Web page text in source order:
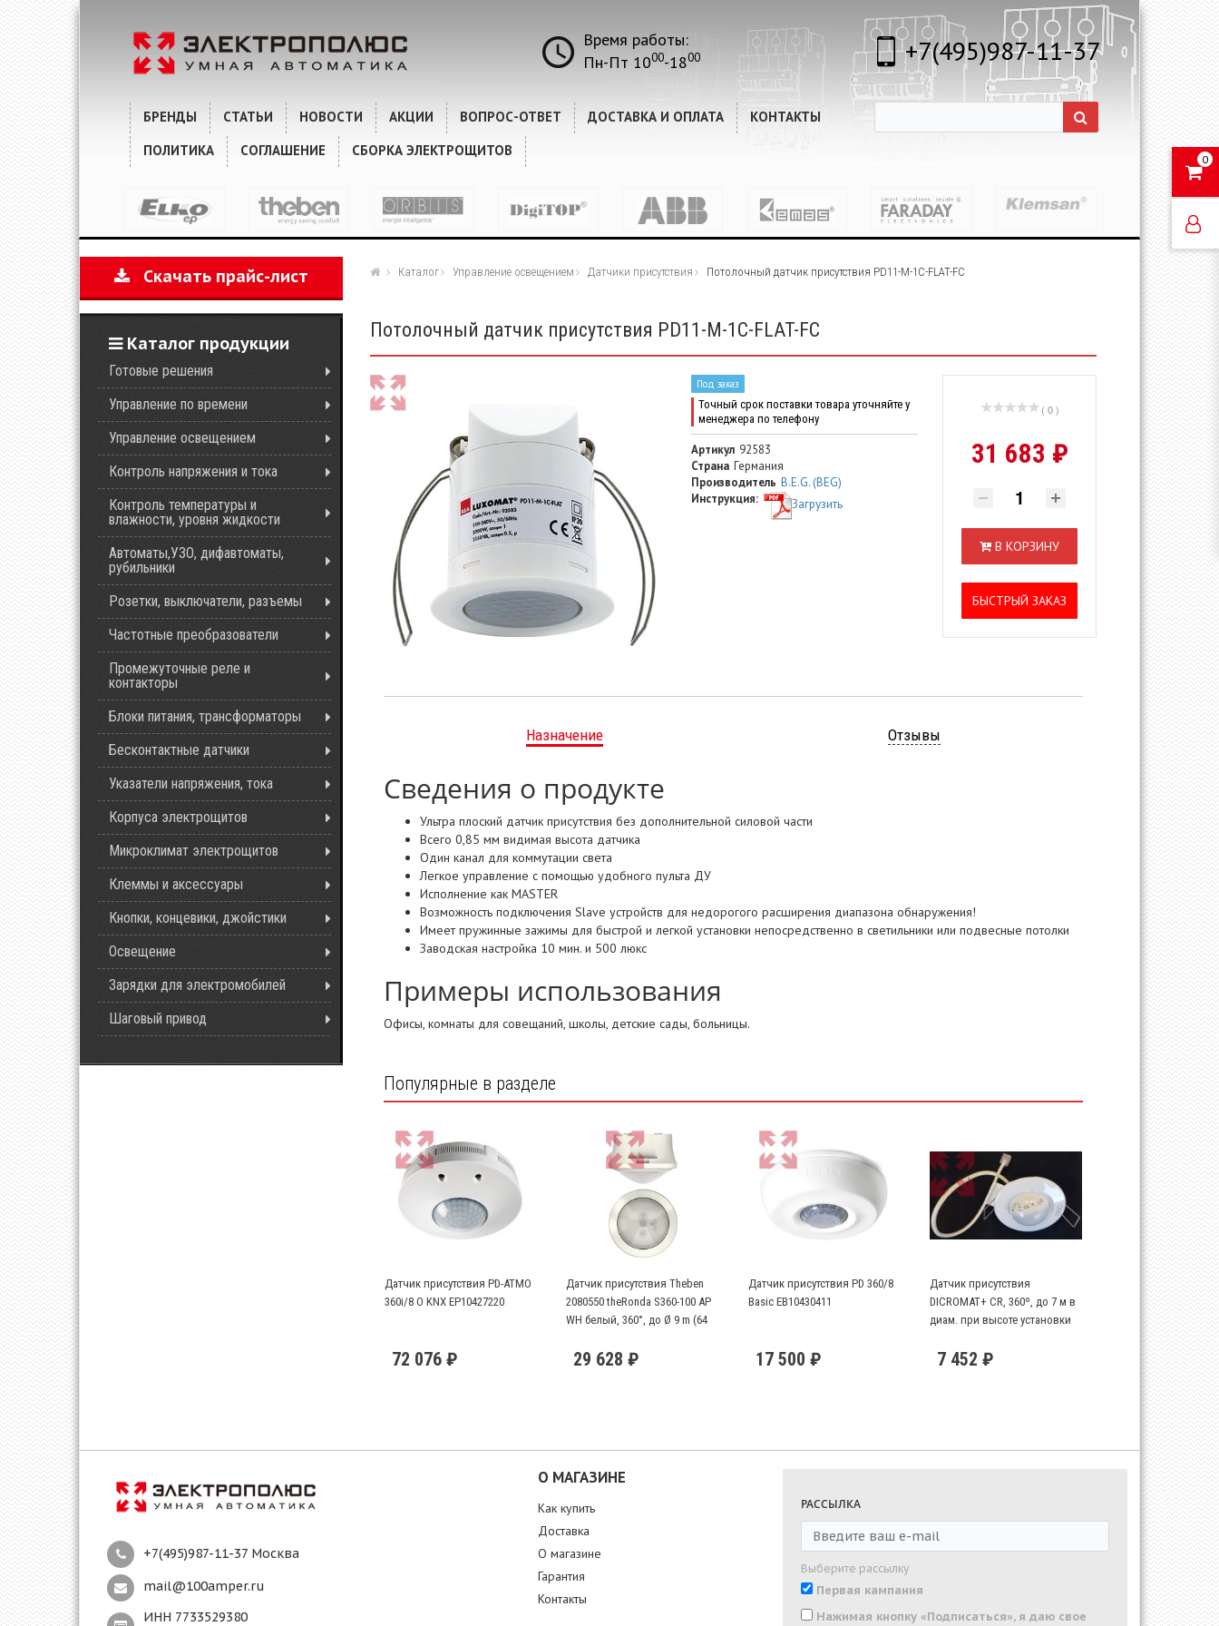
0
Время работы:
Пн-Пт 1000-1800 +7(495)987-11-37
БРЕНДЫ СТАТЬИ НОВОСТИ АКЦИИ ВОПРОС-ОТВЕТ ДОСТАВКА И ОПЛАТА
КОНТАКТЫ
ПОЛИТИКА
СОГЛАШЕНИЕ СБОРКА ЭЛЕКТРОЩИТОВ
Скачать прайс-лист
Каталог продукции
Готовые решения
Управление по времени
Управление освещением
Контроль напряжения и тока
Контроль температуры и
влажности, уровня жидкости
Автоматы,УЗО, дифавтоматы,
рубильники
Розетки, выключатели, разъемы
Частотные преобразователи
Промежуточные реле и
контакторы
Блоки питания, трансформаторы
Бесконтактные датчики
Указатели напряжения, тока
Корпуса электрощитов
Микроклимат электрощитов
Клеммы и аксессуары
Кнопки, концевики, джойстики
Освещение
Зарядки для электромобилей
Шаговый привод
Каталог Управление освещением Датчики присутствия Потолочный датчик присутствия PD11-M-1C-FLAT-FC
Потолочный датчик присутствия PD11-M-1C-FLAT-FC
( 0 )
31 683 ₽
В КОРЗИНУ
БЫСТРЫЙ ЗАКАЗ
Под заказ
Точный срок поставки товара уточняйте у
менеджера по телефону
Артикул 92583
Страна Германия
Производитель B.E.G. (BEG)
Инструкция:
Загрузить
Назначение Отзывы
Сведения о продукте
Ультра плоский датчик присутствия без дополнительной силовой части
Всего 0,85 мм видимая высота датчика
Один канал для коммутации света
Легкое управление с помощью удобного пульта ДУ
Исполнение как MASTER
Возможность подключения Slave устройств для недорогого расширения диапазона обнаружения!
Имеет пружинные зажимы для быстрой и легкой установки непосредственно в светильники или подвесные потолки
Заводская настройка 10 мин. и 500 люкс
Примеры использования
Офисы, комнаты для совещаний, школы, детские сады, больницы.
Популярные в разделе
Датчик присутствия PD-ATMO
360i/8 O KNX EP10427220
72 076 ₽
Датчик присутствия Theben
2080550 theRonda S360-100 AP
WH белый, 360°, до Ø 9 m (64
29 628 ₽
Датчик присутствия PD 360/8
Basic EB10430411
17 500 ₽
Датчик присутствия
DICROMAT+ CR, 360º, до 7 м в
диам. при высоте установки
7 452 ₽
+7(495)987-11-37 Москва
mail@100amper.ru
ИНН 7733529380
О МАГАЗИНЕ
Как купить
Доставка
О магазине
Гарантия
Контакты
РАССЫЛКА
Выберите рассылку
Первая кампания
Нажимая кнопку «Подписаться», я даю свое